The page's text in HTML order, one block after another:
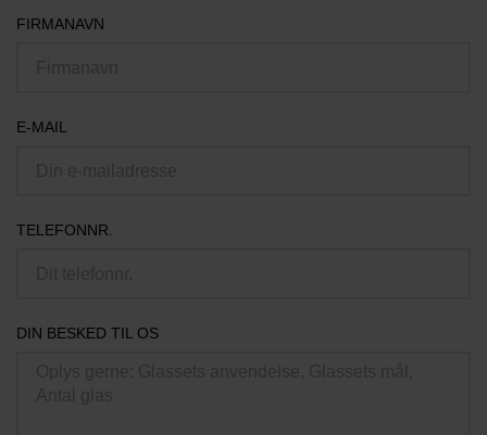
FIRMANAVN
E-MAIL
TELEFONNR.
DIN BESKED TIL OS